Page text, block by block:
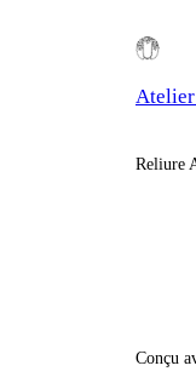
Reliure
Conçu